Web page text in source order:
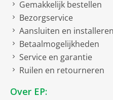
Gemakkelijk bestellen
Bezorgservice
Aansluiten en installeren
Betaalmogelijkheden
Service en garantie
Ruilen en retourneren
Over EP: